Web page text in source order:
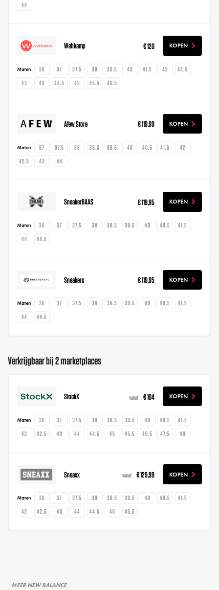
42
Wehkamp € 120 KOPEN
Maten 36 37 37.5 38 39.5 40 41.5 42
42.5
43
44 44.5 45 45.5 46.5
Afew Store € 119,99 KOPEN
Maten 37 37.5 38 38.5 39.5 40 40.5 41.5
42
42.5
43 44
SneakerBAAS € 119,95 KOPEN
Maten 36 37 37.5 38 38.5 39.5 40 40.5
41.5
44
44.5
Sneakers € 119,95 KOPEN
Maten 36 37 37.5 38 38.5 39.5 40 40.5
41.5
44
44.5
Verkrijgbaar bij 2 marketplaces
StockX vanaf € 104 KOPEN
Maten 36 37 37.5 38 38.5 39.5 40 40.5
41.5
42
42.5 43 44 44.5 45 45.5 46.5 47.5 49
Sneaxx vanaf € 129,99 KOPEN
Maten 36 37 37.5 38 38.5 39.5 40 40.5
41.5
42
42.5 43 44 44.5 45 45.5
MEER NEW BALANCE